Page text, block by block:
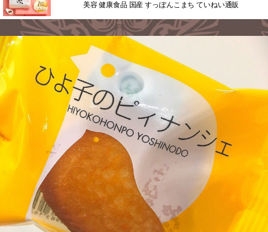
美容 健康食品 国産 すっぽんこまち ていねい通販